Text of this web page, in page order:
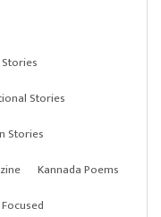
Stories
Stories
Kannada Poems